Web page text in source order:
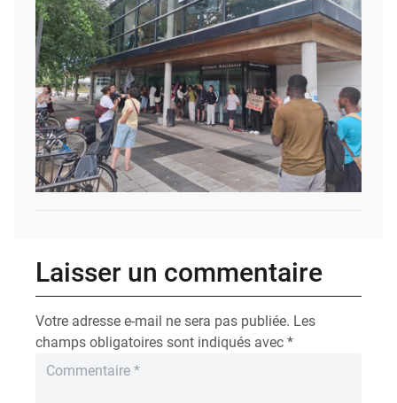
Laisser un commentaire
Votre adresse e-mail ne sera pas publiée. Les
champs obligatoires sont indiqués avec *